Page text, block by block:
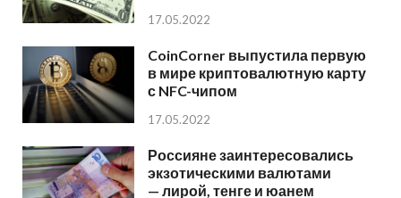
17.05.2022
CoinCorner выпустила первую
в мире криптовалютную карту
с NFC-чипом
17.05.2022
Россияне заинтересовались
экзотическими валютами
— лирой, тенге и юанем